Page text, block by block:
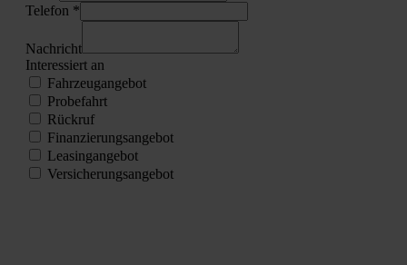
Tele­fon *
Nach­richt
Inter­es­siert an
Fahr­zeug­an­ge­bot
Pro­be­fahrt
Rück­ruf
Finan­zie­rungs­an­ge­bot
Lea­sing­an­ge­bot
Ver­si­che­rungs­an­ge­bot